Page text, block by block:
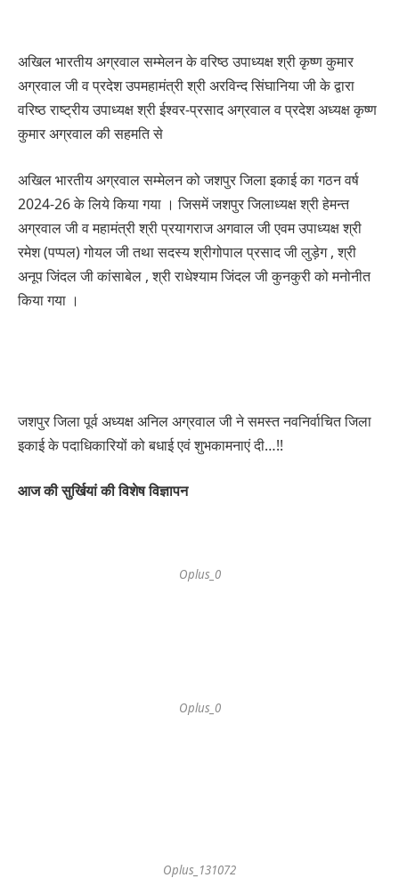
अखिल भारतीय अग्रवाल सम्मेलन के वरिष्ठ उपाध्यक्ष श्री कृष्ण कुमार
अग्रवाल जी व प्रदेश उपमहामंत्री श्री अरविन्द सिंघानिया जी के द्वारा
वरिष्ठ राष्ट्रीय उपाध्यक्ष श्री ईश्वर-प्रसाद अग्रवाल व प्रदेश अध्यक्ष कृष्ण
कुमार अग्रवाल की सहमति से
अखिल भारतीय अग्रवाल सम्मेलन को जशपुर जिला इकाई का गठन वर्ष
2024-26 के लिये किया गया । जिसमें जशपुर जिलाध्यक्ष श्री हेमन्त
अग्रवाल जी व महामंत्री श्री प्रयागराज अगवाल जी एवम उपाध्यक्ष श्री
रमेश (पप्पल) गोयल जी तथा सदस्य श्रीगोपाल प्रसाद जी लुड़ेग , श्री
अनूप जिंदल जी कांसाबेल , श्री राधेश्याम जिंदल जी कुनकुरी को मनोनीत
किया गया ।
जशपुर जिला पूर्व अध्यक्ष अनिल अग्रवाल जी ने समस्त नवनिर्वाचित जिला
इकाई के पदाधिकारियों को बधाई एवं शुभकामनाएं दी…!!
आज की सुर्खियां की विशेष विज्ञापन
Oplus_0
Oplus_0
Oplus_131072